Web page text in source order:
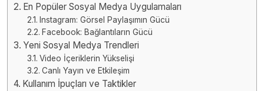
En Popüler Sosyal Medya Uygulamaları
Instagram: Görsel Paylaşımın Gücü
Facebook: Bağlantıların Gücü
Yeni Sosyal Medya Trendleri
Video İçeriklerin Yükselişi
Canlı Yayın ve Etkileşim
Kullanım İpuçları ve Taktikler